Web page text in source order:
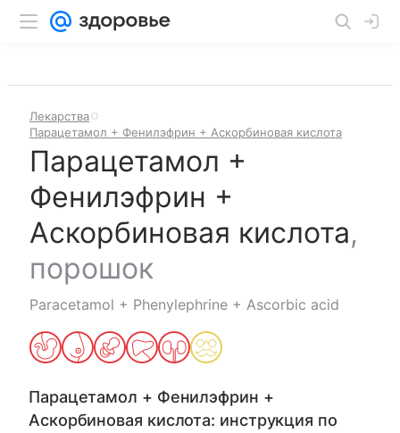
Лекарства
Парацетамол + Фенилэфрин + Аскорбиновая кислота
Парацетамол +
Фенилэфрин +
Аскорбиновая кислота,
порошок
Paracetamol + Phenylephrine + Ascorbic acid
Парацетамол + Фенилэфрин +
Аскорбиновая кислота: инструкция по